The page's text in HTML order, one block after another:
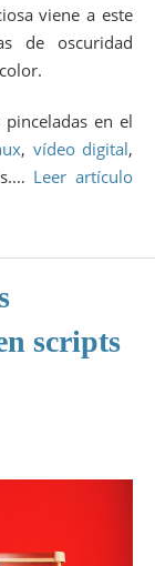
viene a este
de oscuridad
en el
, vídeo digital,
Leer artículo
scripts